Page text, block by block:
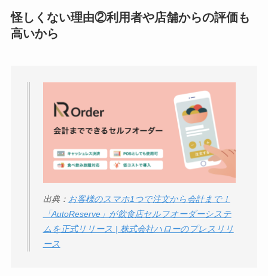
怪しくない理由②利用者や店舗からの評価も
高いから
出典： お客様のスマホ1つで注文から会計まで！
「AutoReserve」が飲食店セルフオーダーシステ
ムを正式リリース | 株式会社ハローのプレスリリ
ース